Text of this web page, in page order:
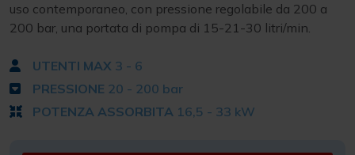
PRESSIONE20 - 200 bar
POTENZA ASSORBITA16,5 - 33 kW
Scheda tecnica